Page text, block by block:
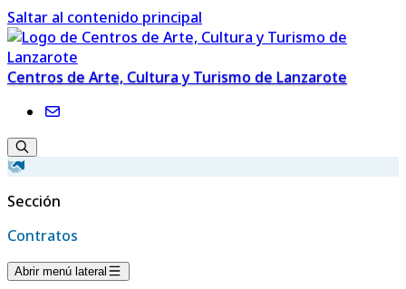
Saltar al contenido principal
Centros de Arte, Cultura y Turismo de Lanzarote
Sección
Contratos
Abrir menú lateral